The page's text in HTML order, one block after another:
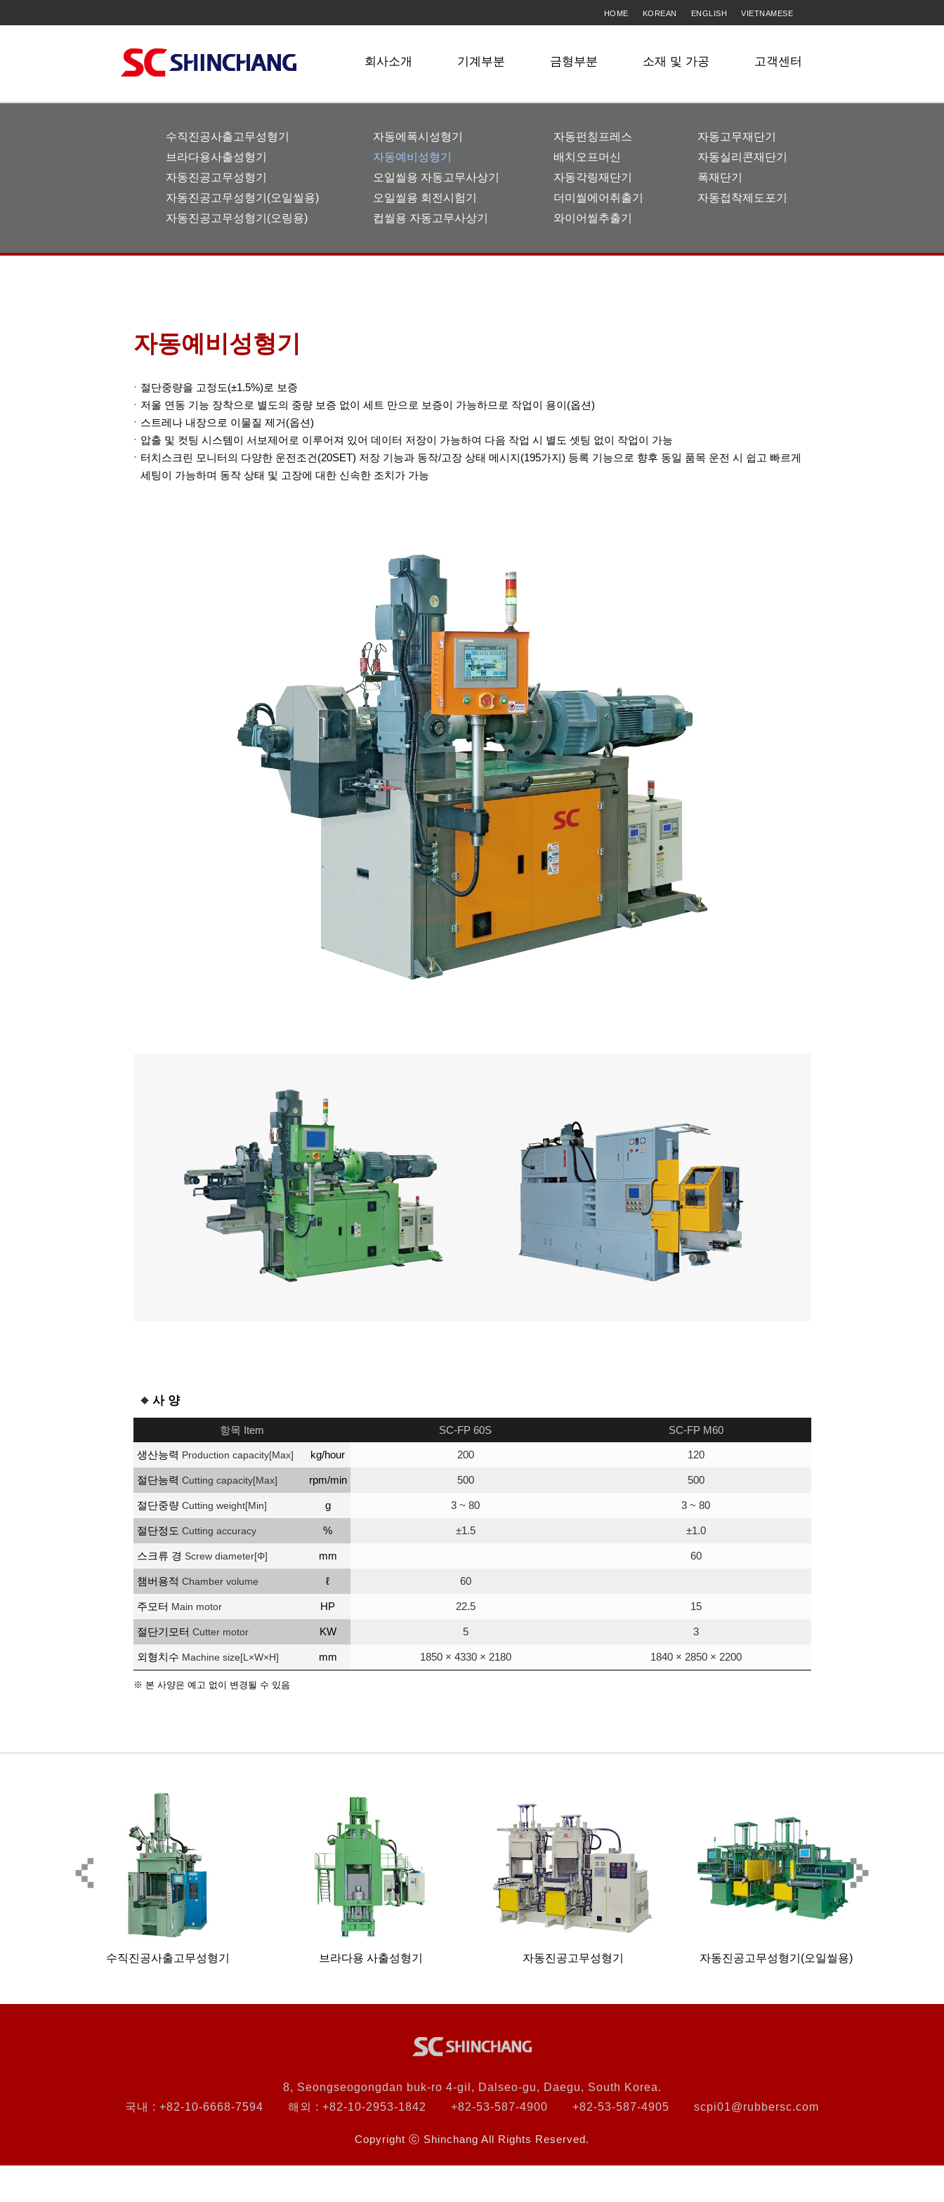
HOME KOREAN ENGLISH VIETNAMESE
회사소개 기계부분 금형부분 소재 및 가공 고객센터
수직진공사출고무성형기
브라다용사출성형기
자동진공고무성형기
자동진공고무성형기(오일씰용)
자동진공고무성형기(오링용)
자동에폭시성형기
자동예비성형기
오일씰용 자동고무사상기
오일씰용 회전시험기
컵씰용 자동고무사상기
자동펀칭프레스
배치오프머신
자동각링재단기
더미씰에어취출기
와이어씰추출기
자동고무재단기
자동실리콘재단기
폭재단기
자동접착제도포기
자동예비성형기
절단중량을 고정도(±1.5%)로 보증
저울 연동 기능 장착으로 별도의 중량 보증 없이 세트 만으로 보증이 가능하므로 작업이 용이(옵션)
스트레나 내장으로 이물질 제거(옵션)
압출 및 컷팅 시스템이 서보제어로 이루어져 있어 데이터 저장이 가능하여 다음 작업 시 별도 셋팅 없이 작업이 가능
터치스크린 모니터의 다양한 운전조건(20SET) 저장 기능과 동작/고장 상태 메시지(195가지) 등록 기능으로 향후 동일 품목 운전 시 쉽고 빠르게
세팅이 가능하며 동작 상태 및 고장에 대한 신속한 조치가 가능
사 양
항목 Item SC-FP 60S SC-FP M60
생산능력 Production capacity[Max] kg/hour 200 120
절단능력 Cutting capacity[Max] rpm/min 500 500
절단중량 Cutting weight[Min] g 3 ~ 80 3 ~ 80
절단정도 Cutting accuracy % ±1.5 ±1.0
스크류 경 Screw diameter[Φ] mm 60
챔버용적 Chamber volume ℓ 60
주모터 Main motor HP 22.5 15
절단기모터 Cutter motor KW 5 3
외형치수 Machine size[L×W×H] mm 1850 × 4330 × 2180 1840 × 2850 × 2200
※ 본 사양은 예고 없이 변경될 수 있음
수직진공사출고무성형기 브라다용 사출성형기 자동진공고무성형기 자동진공고무성형기(오일씰용)
8, Seongseogongdan buk-ro 4-gil, Dalseo-gu, Daegu, South Korea.
국내 : +82-10-6668-7594
해외 : +82-10-2953-1842 +82-53-587-4900 +82-53-587-4905 scpi01@rubbersc.com
Copyright ⓒ Shinchang All Rights Reserved.